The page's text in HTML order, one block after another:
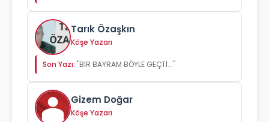
Tarık Özaşkın
Köşe Yazarı
Son Yazı: "BİR BAYRAM BÖYLE GEÇTİ..."
Gizem Doğar
Köşe Yazarı